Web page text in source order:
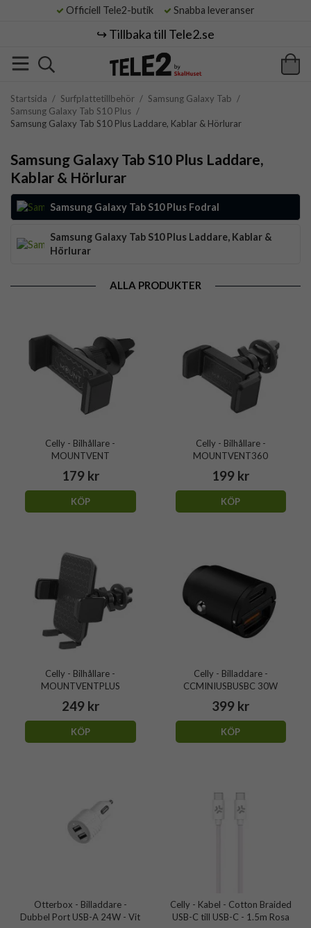
Officiell Tele2-butik Snabba leveranser
↪️ Tillbaka till Tele2.se
Startsida / Surfplattetillbehör / Samsung Galaxy Tab /
Samsung Galaxy Tab S10 Plus /
Samsung Galaxy Tab S10 Plus Laddare, Kablar & Hörlurar
Samsung Galaxy Tab S10 Plus Laddare,
Kablar & Hörlurar
Samsung Galaxy Tab S10 Plus Fodral
Samsung Galaxy Tab S10 Plus Laddare, Kablar &
Hörlurar
ALLA PRODUKTER
Celly - Bilhållare -
MOUNTVENT
179 kr
KÖP
Celly - Bilhållare -
MOUNTVENT360
199 kr
KÖP
Celly - Bilhållare -
MOUNTVENTPLUS
249 kr
KÖP
Celly - Billaddare -
CCMINIUSBUSBC 30W
399 kr
KÖP
Otterbox - Billaddare -
Dubbel Port USB-A 24W - Vit
Celly - Kabel - Cotton Braided
USB-C till USB-C - 1.5m Rosa